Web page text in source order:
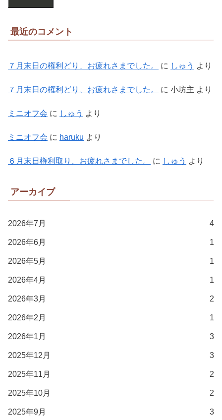
最近のコメント
７月末日の権利どり、お疲れさまでした。 に しゅう より
７月末日の権利どり、お疲れさまでした。 に 小坊主 より
ミニオフ会 に しゅう より
ミニオフ会 に haruku より
６月末日権利取り、お疲れさまでした。 に しゅう より
アーカイブ
2026年7月 4
2026年6月 1
2026年5月 1
2026年4月 1
2026年3月 2
2026年2月 1
2026年1月 3
2025年12月 3
2025年11月 2
2025年10月 2
2025年9月 3